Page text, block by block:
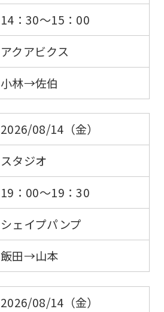
14：30～15：00
アクアビクス
小林→佐伯
2026/08/14（金）
スタジオ
19：00～19：30
シェイプパンプ
飯田→山本
2026/08/14（金）